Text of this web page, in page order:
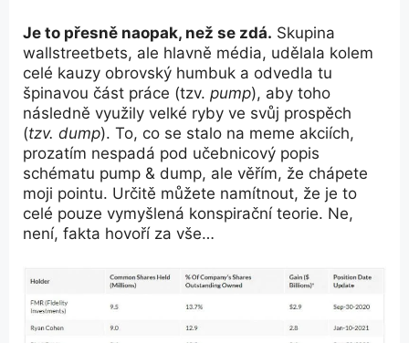
Je to přesně naopak, než se zdá. Skupina
wallstreetbets, ale hlavně média, udělala kolem
celé kauzy obrovský humbuk a odvedla tu
špinavou část práce (tzv. pump), aby toho
následně využily velké ryby ve svůj prospěch
(tzv. dump). To, co se stalo na meme akciích,
prozatím nespadá pod učebnicový popis
schématu pump & dump, ale věřím, že chápete
moji pointu. Určitě můžete namítnout, že je to
celé pouze vymyšlená konspirační teorie. Ne,
není, fakta hovoří za vše…